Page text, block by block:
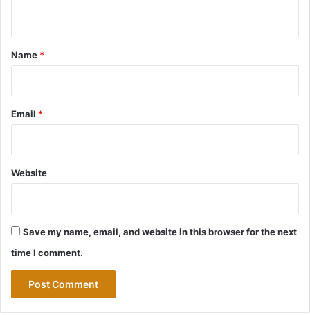
*
Name *
Email *
Website
Save my name, email, and website in this browser for the next
time I comment.